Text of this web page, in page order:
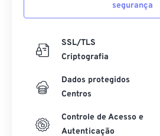
segurança
SSL/TLS
Criptografia
Dados protegidos
Centros
Controle de Acesso e
Autenticação